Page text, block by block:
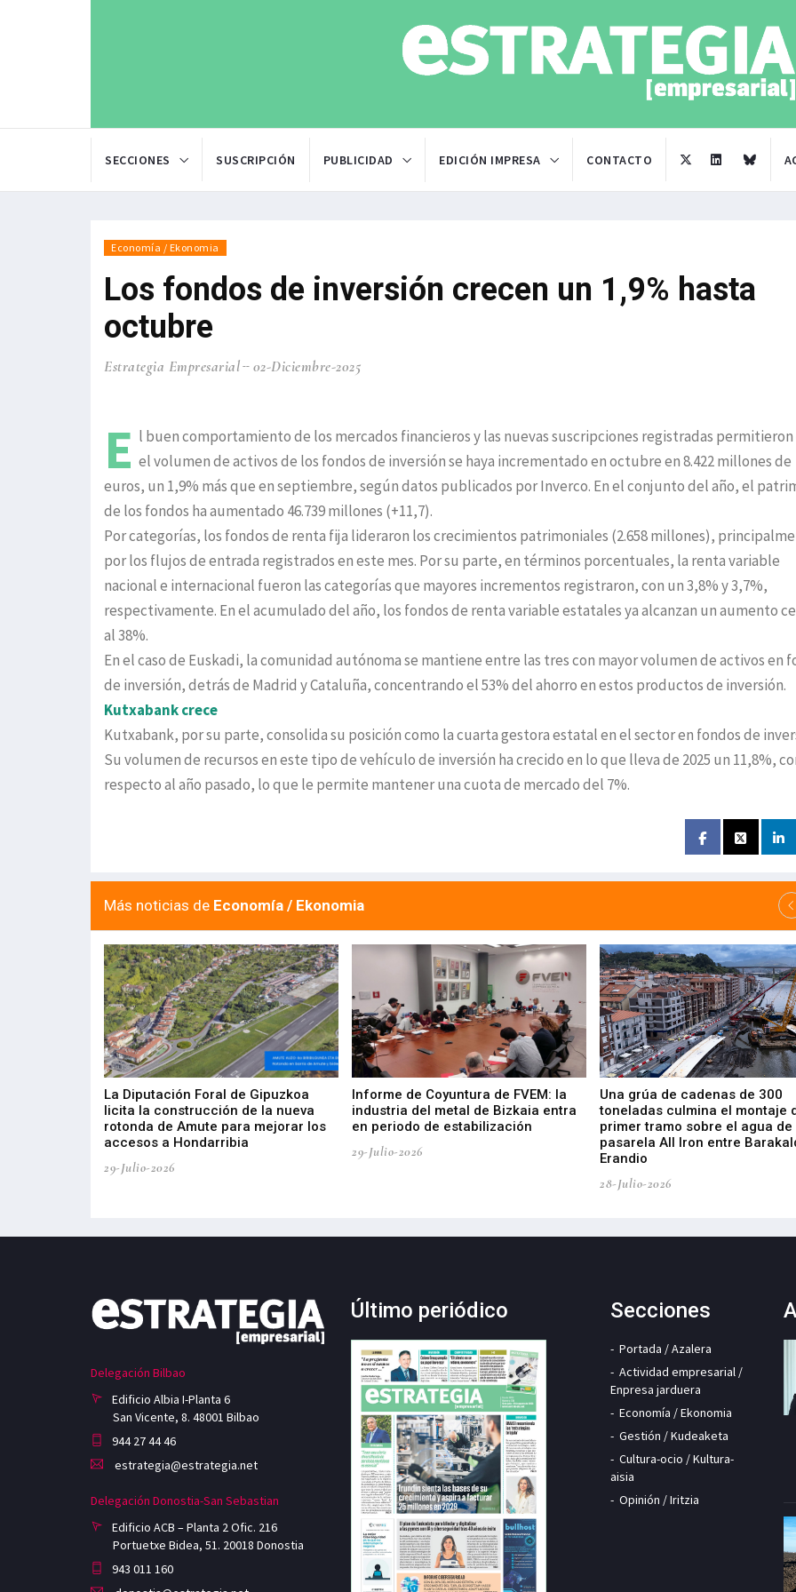
SECCIONES SUSCRIPCIÓN PUBLICIDAD EDICIÓN IMPRESA CONTACTO
Economía / Ekonomia
Los fondos de inversión crecen un 1,9% hasta
octubre
Estrategia Empresarial 02-Diciembre-2025
E l buen comportamiento de los mercados financieros y las nuevas suscripciones registradas
el volumen de activos de los fondos de inversión se haya incrementado en octubre en 8.422 millones de
euros, un 1,9% más que en septiembre, según datos publicados por Inverco. En el conjunto del año, el
de los fondos ha aumentado 46.739 millones (+11,7).
Por categorías, los fondos de renta fija lideraron los crecimientos patrimoniales (2.658 millones),
por los flujos de entrada registrados en este mes. Por su parte, en términos porcentuales, la renta variable
nacional e internacional fueron las categorías que mayores incrementos registraron, con un 3,8% y 3,7%,
respectivamente. En el acumulado del año, los fondos de renta variable estatales ya alcanzan un aumento
al 38%.
En el caso de Euskadi, la comunidad autónoma se mantiene entre las tres con mayor volumen de activos en
de inversión, detrás de Madrid y Cataluña, concentrando el 53% del ahorro en estos productos de inversión.
Kutxabank crece
Kutxabank, por su parte, consolida su posición como la cuarta gestora estatal en el sector en fondos de
Su volumen de recursos en este tipo de vehículo de inversión ha crecido en lo que lleva de 2025 un 11,8%,
respecto al año pasado, lo que le permite mantener una cuota de mercado del 7%.
Más noticias de Economía / Ekonomia
La Diputación Foral de Gipuzkoa
licita la construcción de la nueva
rotonda de Amute para mejorar los
accesos a Hondarribia
29-Julio-2026
Informe de Coyuntura de FVEM: la
industria del metal de Bizkaia entra
en periodo de estabilización
29-Julio-2026
Una grúa de cadenas de 300
toneladas culmina el montaje
primer tramo sobre el agua de
pasarela All Iron entre
Erandio
28-Julio-2026
Delegación Bilbao
Edificio Albia I-Planta 6
San Vicente, 8. 48001 Bilbao
944 27 44 46
estrategia@estrategia.net
Delegación Donostia-San Sebastian
Edificio ACB – Planta 2 Ofic. 216
Portuetxe Bidea, 51. 20018 Donostia
943 011 160
Último periódico Secciones
Portada / Azalera
Actividad empresarial /
Enpresa jarduera
Economía / Ekonomia
Gestión / Kudeaketa
Cultura-ocio / Kultura-
aisia
Opinión / Iritzia